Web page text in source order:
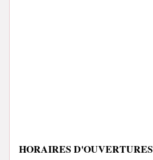
HORAIRES D'OUVERTURES